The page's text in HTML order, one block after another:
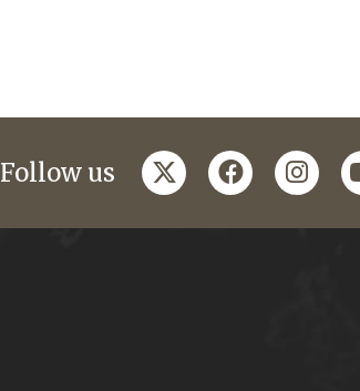
Follow us twitterfacebook